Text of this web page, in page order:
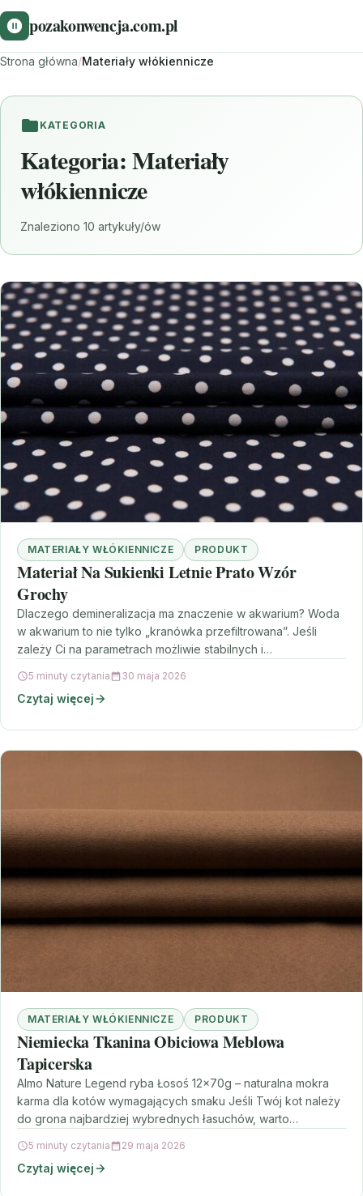
pozakonwencja.com.pl
Strona główna/Materiały włókiennicze
KATEGORIA
Kategoria:Materiały
włókiennicze
Znaleziono 10 artykuły/ów
MATERIAŁY WŁÓKIENNICZE PRODUKT
Materiał Na Sukienki Letnie Prato Wzór
Grochy
Dlaczego demineralizacja ma znaczenie w akwarium? Woda
w akwarium to nie tylko „kranówka przefiltrowana”. Jeśli
zależy Ci na parametrach możliwie stabilnych i
5 minuty czytania 30 maja 2026
Czytaj więcej
MATERIAŁY WŁÓKIENNICZE PRODUKT
Niemiecka Tkanina Obiciowa Meblowa
Tapicerska
Almo Nature Legend ryba Łosoś 12x70g – naturalna mokra
karma dla kotów wymagających smaku Jeśli Twój kot należy
do grona najbardziej wybrednych łasuchów, warto…
5 minuty czytania 29 maja 2026
Czytaj więcej